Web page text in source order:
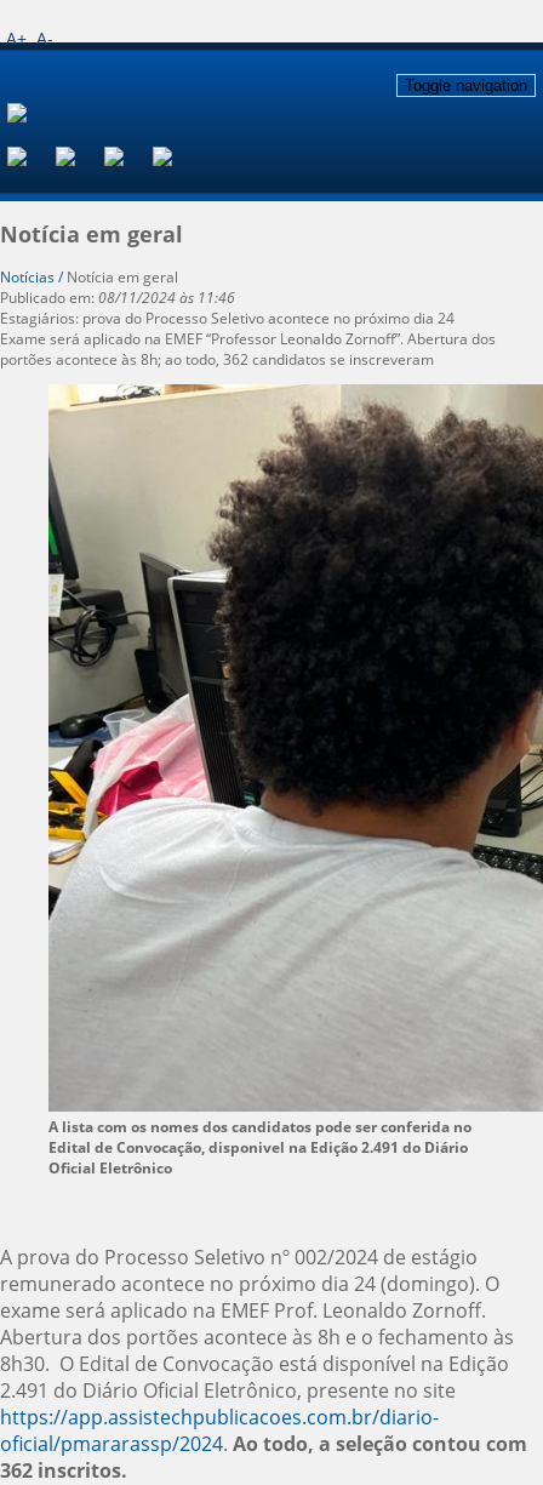
A+ A-
Toggle navigation
Notícia em geral
Notícias /Notícia em geral
Publicado em:08/11/2024 às 11:46
Estagiários: prova do Processo Seletivo acontece no próximo dia 24
Exame será aplicado na EMEF “Professor Leonaldo Zornoff”. Abertura dos
portões acontece às 8h; ao todo, 362 candidatos se inscreveram
A lista com os nomes dos candidatos pode ser conferida no
Edital de Convocação, disponivel na Edição 2.491 do Diário
Oficial Eletrônico
A prova do Processo Seletivo nº 002/2024 de estágio
remunerado acontece no próximo dia 24 (domingo). O
exame será aplicado na EMEF Prof. Leonaldo Zornoff.
Abertura dos portões acontece às 8h e o fechamento às
8h30. O Edital de Convocação está disponível na Edição
2.491 do Diário Oficial Eletrônico, presente no site
https://app.assistechpublicacoes.com.br/diario-
oficial/pmararassp/2024. Ao todo, a seleção contou com
362 inscritos.